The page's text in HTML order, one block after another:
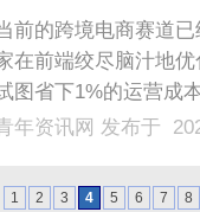
短视频爆单利
前的跨境电商赛道
在前端绞尽脑汁地
图省下1%的运营成
，把辛辛苦苦赚来
换汇汇率，恰恰是
年资讯网 发布于
1 2 3 4 5 6 7 8